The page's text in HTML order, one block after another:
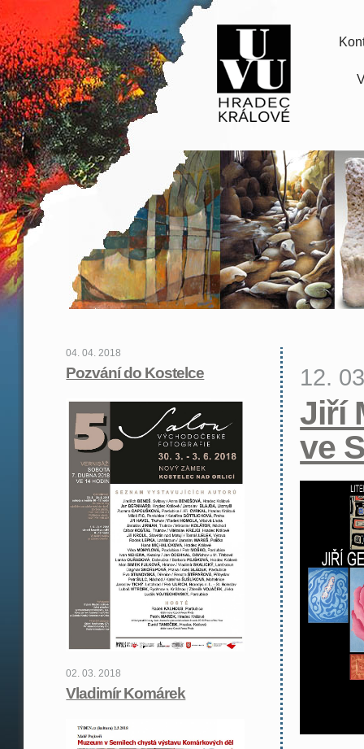
04. 04. 2018
Pozvání do Kostelce
02. 03. 2018
Vladimír Komárek
12.
Jiří
ve